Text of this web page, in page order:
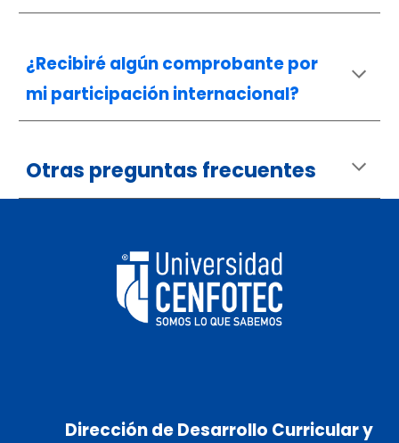
¿Recibiré algún comprobante por
mi participación internacional?
Otras preguntas frecuentes
Dirección de Desarrollo Curricular y